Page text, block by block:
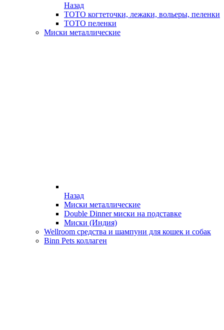
Назад
ТОТО когтеточки, лежаки, вольеры, пеленки
ТОТО пеленки
Миски металлические
Назад
Миски металлические
Double Dinner миски на подставке
Миски (Индия)
Wellroom средства и шампуни для кошек и собак
Binn Pets коллаген